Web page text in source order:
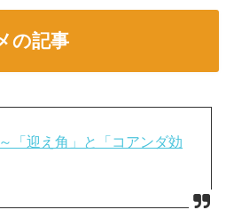
の記事
「迎え角」と「コアンダ効